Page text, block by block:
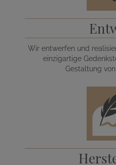
Wir entwerfen und
einzigartige
Gestaltung